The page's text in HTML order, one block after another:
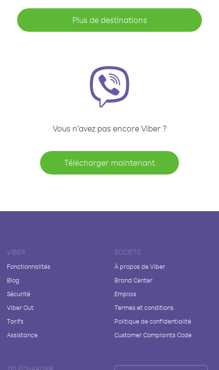
Plus de destinations
Vous n’avez pas encore Viber ?
Télécharger maintenant
VIBER
Fonctionnalités
Blog
Sécurité
Viber Out
Tarifs
Assistance
SOCIÉTÉ
À propos de Viber
Brand Center
Emplois
Termes et conditions
Politique de confidentialité
Customer Complaints Code